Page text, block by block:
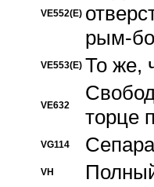
VE552(E)
рым-
VE553(E) То же,
VE632
торце
VG114
VH